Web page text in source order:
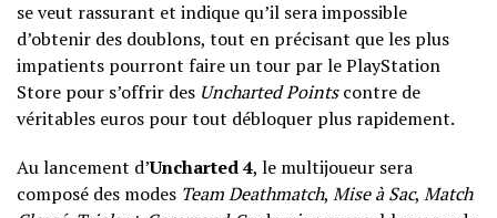
se veut rassurant et indique qu’il sera impossible
d’obtenir des doublons, tout en précisant que les plus
impatients pourront faire un tour par le PlayStation
Store pour s’offrir des Uncharted Pointscontre de
véritables euros pour tout débloquer plus rapidement.
Au lancement d’Uncharted 4, le multijoueur sera
composé des modes Team Deathmatch, Mise à Sac, Match